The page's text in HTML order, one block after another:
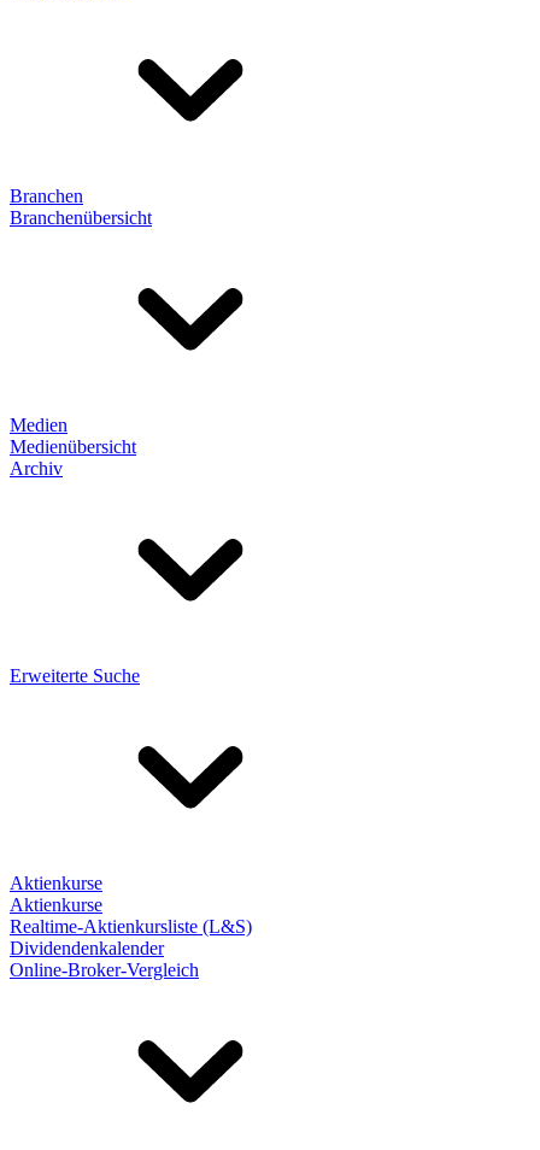
Branchen
Branchenübersicht
Medien
Medienübersicht
Archiv
Erweiterte Suche
Aktienkurse
Aktienkurse
Realtime-Aktienkursliste (L&S)
Dividendenkalender
Online-Broker-Vergleich